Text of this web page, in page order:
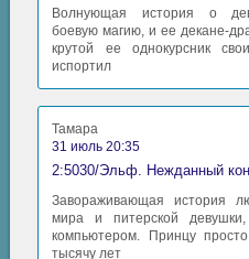
Волнующая история о
боевую магию, и ее декане-
крутой ее однокурсник
испортил
Тамара
31 июль 20:35
2:5030/Эльф. Нежданный
Завораживающая история
мира и питерской
компьютером. Принцу
тысячу лет